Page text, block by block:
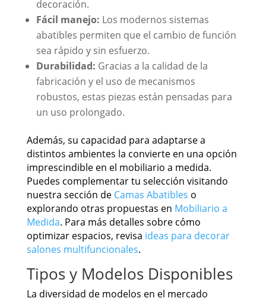
decoración.
Fácil manejo: Los modernos sistemas
abatibles permiten que el cambio de función
sea rápido y sin esfuerzo.
Durabilidad: Gracias a la calidad de la
fabricación y el uso de mecanismos
robustos, estas piezas están pensadas para
un uso prolongado.
Además, su capacidad para adaptarse a
distintos ambientes la convierte en una opción
imprescindible en el mobiliario a medida.
Puedes complementar tu selección visitando
nuestra sección de Camas Abatibles o
explorando otras propuestas en Mobiliario a
Medida. Para más detalles sobre cómo
optimizar espacios, revisa ideas para decorar
salones multifuncionales.
Tipos y Modelos Disponibles
La diversidad de modelos en el mercado